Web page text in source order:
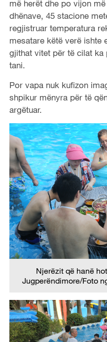
më herët dhe po vijon
dhënave, 45 stacione
regjistruar temperatura
mesatare këtë verë ishte
gjithat vitet për të cilat
tani.
Por vapa nuk kufizon
shpikur mënyra për të
argëtuar.
Njerëzit që hanë
Jugperëndimore/Foto